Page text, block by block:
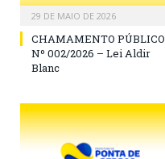
29 DE MAIO DE 2026
CHAMAMENTO PÚBLICO
Nº 002/2026 – Lei Aldir
Blanc